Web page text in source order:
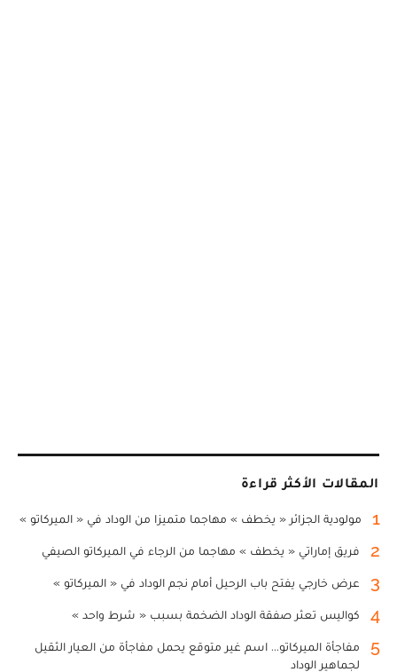
المقالات الأكثر قراءة
1 مولودية الجزائر « يخطف » مهاجما متميزا من الوداد في « الميركاتو »
2 فريق إماراتي « يخطف » مهاجما من الرجاء في الميركاتو الصيفي
3 عرض خارجي يفتح باب الرحيل أمام نجم الوداد في « الميركاتو »
4 كواليس تعثر صفقة الوداد الضخمة بسبب « شرط واحد »
5
مفاجأة الميركاتو... اسم غير متوقع يحمل مفاجأة من العيار الثقيل
لجماهير الوداد